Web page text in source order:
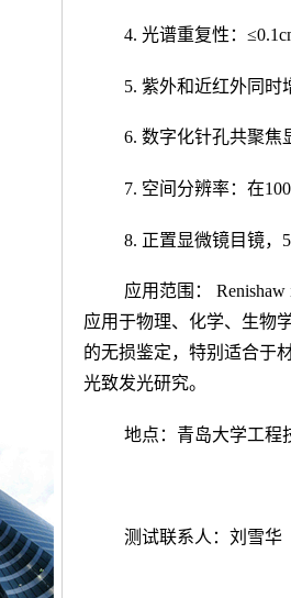
4.光谱重复性：
5.紫外和近红外同时
6.数字化针孔共聚焦
7. 空间分辨率：在100
8. 正置显微镜目镜， 5
应用范围：
Renishaw
应用于物理、化学、生物
的无损鉴定，特别适合于
光致发光研究。
地点：青岛大学工程
测试联系人：刘雪华